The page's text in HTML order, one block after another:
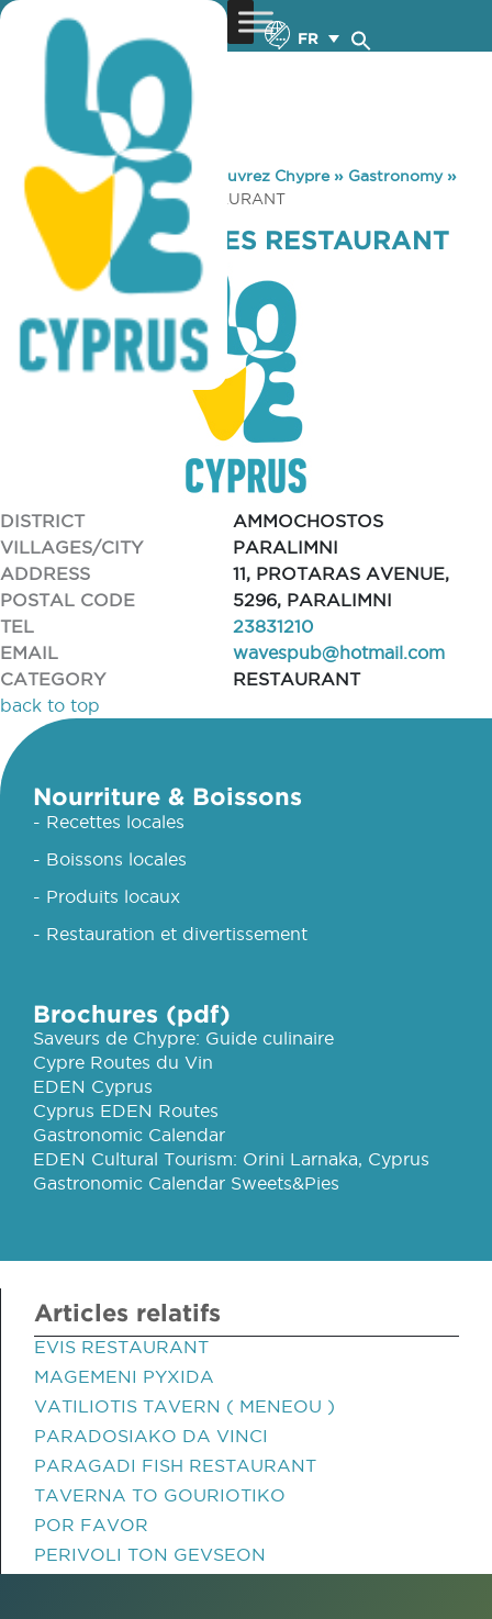
FR
You are here: Home »Découvrez Chypre» Gastronomy»
PROTARAS WAVES RESTAURANT
PROTARAS WAVES RESTAURANT
DISTRICT
AMMOCHOSTOS
VILLAGES/CITY
PARALIMNI
ADDRESS
11, PROTARAS AVENUE,
POSTAL CODE
5296, PARALIMNI
TEL
23831210
EMAIL
wavespub@hotmail.com
CATEGORY
RESTAURANT
back to top
Nourriture & Boissons
- Recettes locales
- Boissons locales
- Produits locaux
- Restauration et divertissement
Brochures (pdf)
Saveurs de Chypre: Guide culinaire
Cypre Routes du Vin
EDEN Cyprus
Cyprus EDEN Routes
Gastronomic Calendar
EDEN Cultural Tourism: Orini Larnaka, Cyprus
Gastronomic Calendar Sweets&Pies
Articles relatifs
EVIS RESTAURANT
MAGEMENI PYXIDA
VATILIOTIS TAVERN ( MENEOU )
PARADOSIAKO DA VINCI
PARAGADI FISH RESTAURANT
TAVERNA TO GOURIOTIKO
POR FAVOR
PERIVOLI TON GEVSEON